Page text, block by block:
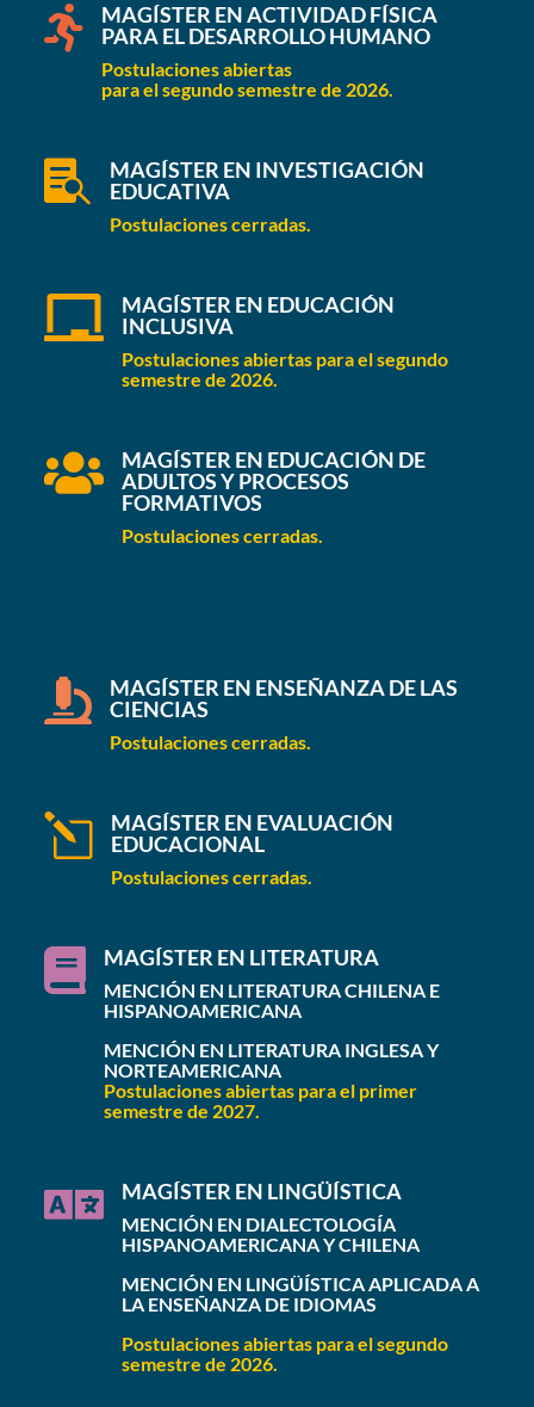

MAGÍSTER EN ACTIVIDAD FÍSICA
PARA EL DESARROLLO HUMANO
Postulaciones abiertas
para el segundo semestre de 2026.

MAGÍSTER EN INVESTIGACIÓN
EDUCATIVA
Postulaciones cerradas.

MAGÍSTER EN EDUCACIÓN
INCLUSIVA
Postulaciones abiertas para el segundo
semestre de 2026.

MAGÍSTER EN EDUCACIÓN DE
ADULTOS Y PROCESOS
FORMATIVOS
Postulaciones cerradas.

MAGÍSTER EN ENSEÑANZA DE LAS
CIENCIAS
Postulaciones cerradas.
l
MAGÍSTER EN EVALUACIÓN
EDUCACIONAL
Postulaciones cerradas.
 MAGÍSTER EN LITERATURA
MENCIÓN EN LITERATURA CHILENA E
HISPANOAMERICANA
MENCIÓN EN LITERATURA INGLESA Y
NORTEAMERICANA
Postulaciones abiertas para el primer
semestre de 2027.
 MAGÍSTER EN LINGÜÍSTICA
MENCIÓN EN DIALECTOLOGÍA
HISPANOAMERICANA Y CHILENA
MENCIÓN EN LINGÜÍSTICA APLICADA A
LA ENSEÑANZA DE IDIOMAS
Postulaciones abiertas para el segundo
semestre de 2026.